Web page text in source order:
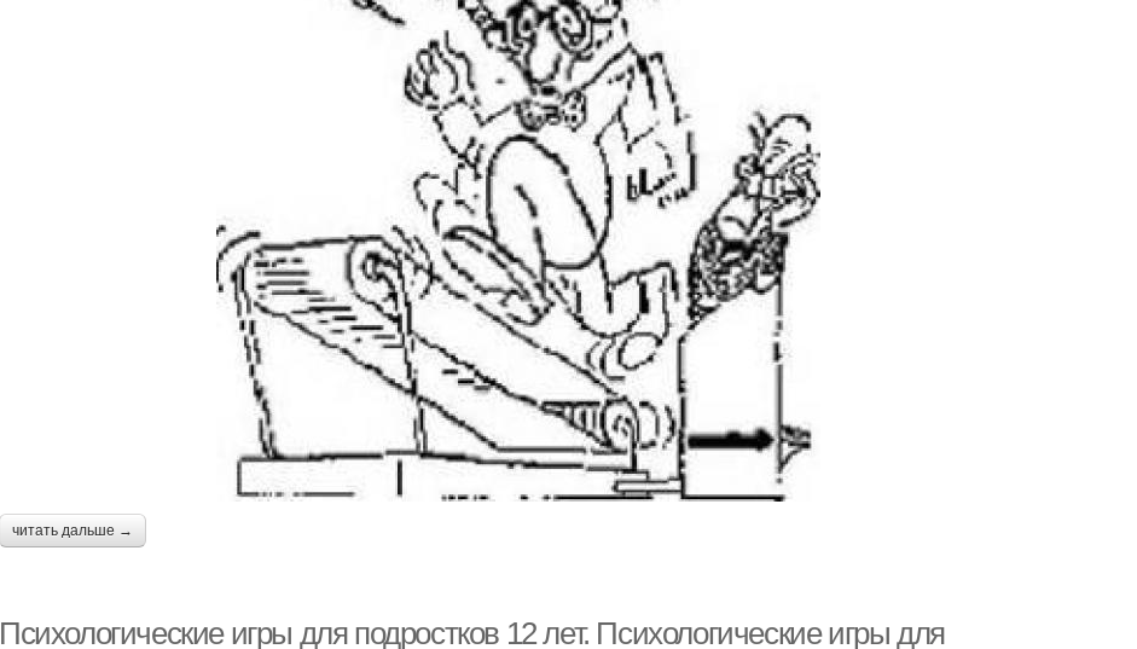
читать дальше →
Психологические игры для подростков 12 лет. Психологические игры для